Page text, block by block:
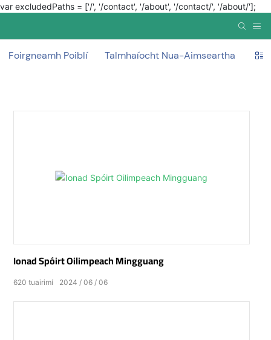
var excludedPaths = ['/', '/contact', '/about', '/contact/', '/about/'];
Foirgneamh Poiblí Talmhaíocht Nua-Aimseartha Ag
Ionad Spóirt Oilimpeach Mingguang
2024 06 06
620 tuairimí